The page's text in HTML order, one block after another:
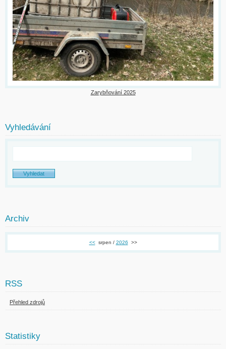
Zarybňování 2025
Vyhledávání
Archiv
<< srpen / 2026 >>
RSS
Přehled zdrojů
Statistiky